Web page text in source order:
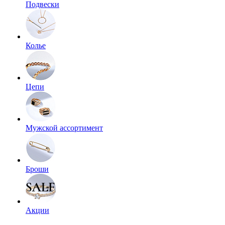
Подвески
Колье
Цепи
Мужской ассортимент
Броши
Акции